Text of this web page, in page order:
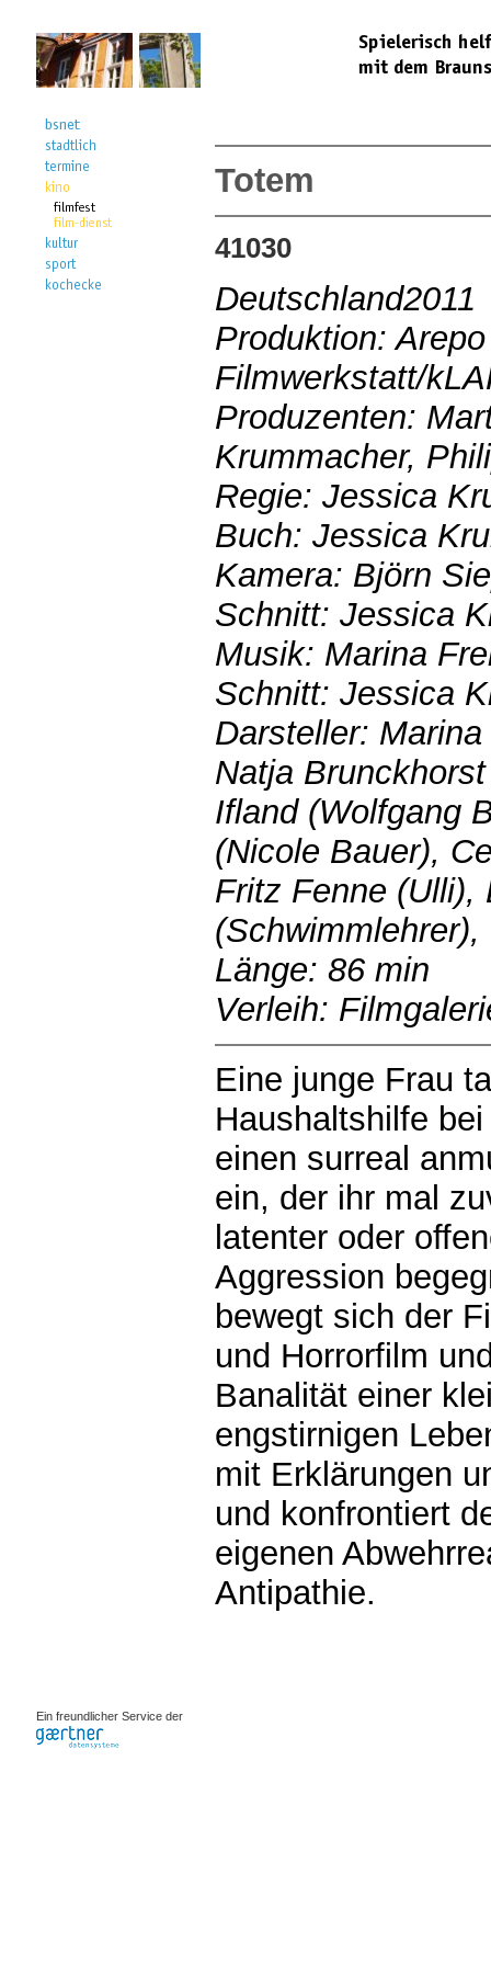
Totem
41030
Deutschland2011
Produktion:
Filmwerkstatt/
Produzenten:
Krummacher,
Regie: Jessica
Buch: Jessica
Kamera: Björn
Schnitt: Jessica
Musik: Marina
Schnitt: Jessica
Darsteller:
Natja
Ifland (Wolfgang
(Nicole Bauer),
Fritz Fenne (Ulli),
Länge: 86 min
Verleih:
Eine junge Frau
Haushaltshilfe
einen surreal
ein, der ihr mal
latenter oder
Aggression
bewegt sich der
und Horrorfilm
Banalität einer
engstirnigen
mit Erklärungen
und konfrontiert
eigenen
Antipathie.
Ein freundlicher Service der